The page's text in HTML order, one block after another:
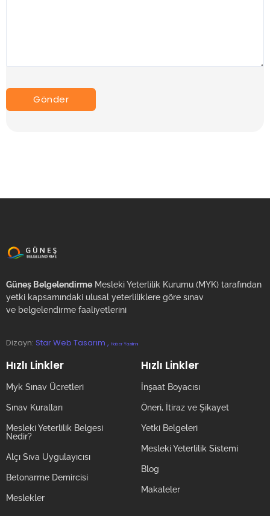
Güneş Belgelendirme Mesleki Yeterlilik Kurumu (MYK) tarafından
yetki kapsamındaki ulusal yeterliliklere göre sınav
ve belgelendirme faaliyetlerini
Dizayn: Star Web Tasarım , Haber Yazılımı
Hızlı Linkler
Myk Sınav Ücretleri
Sınav Kuralları
Mesleki Yeterlilik Belgesi
Nedir?
Alçı Sıva Uygulayıcısı
Betonarme Demircisi
Meslekler
Hızlı Linkler
İnşaat Boyacısı
Öneri, İtiraz ve Şikayet
Yetki Belgeleri
Mesleki Yeterlilik Sistemi
Blog
Makaleler